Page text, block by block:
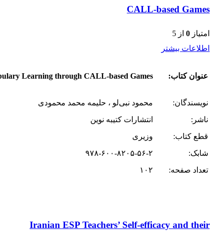
CALL-based Games
امتیاز 0 از 5
اطلاعات بیشتر
عنوان کتاب: Learning through CALL-based Games
نویسندگان:
محمود نبی‌لو ، حلیمه محمد محمودی
ناشر:
انتشارات کتیبه نوین
قطع کتاب:
وزیری
شابک:
۹۷۸-۶۰۰-۸۲۰۵-۵۶-۲
تعداد صفحه:
۱۰۲
Iranian ESP Teachers’ Self-efficacy and their